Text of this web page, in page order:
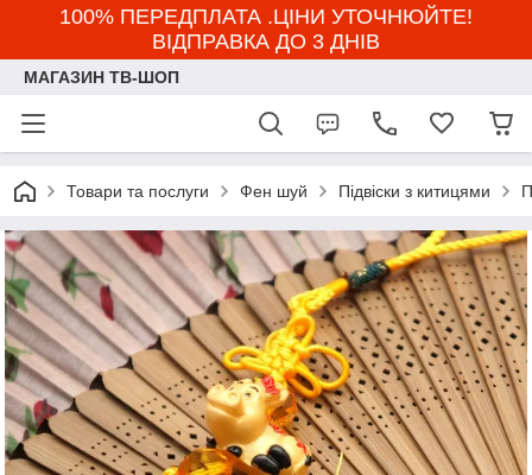
100% ПЕРЕДПЛАТА .ЦІНИ УТОЧНЮЙТЕ!
ВІДПРАВКА ДО 3 ДНІВ
МАГАЗИН ТВ-ШОП
Товари та послуги Фен шуй Підвіски з китицями